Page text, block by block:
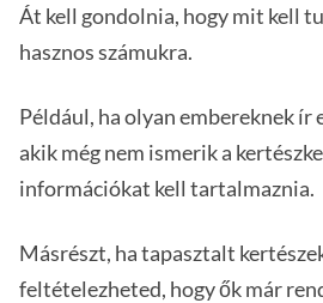
Át kell gondolnia, hogy mit kell
hasznos számukra.
Például, ha olyan embereknek
akik még nem ismerik a
információkat kell tartalmaznia.
Másrészt, ha tapasztalt
feltételezheted, hogy ők már